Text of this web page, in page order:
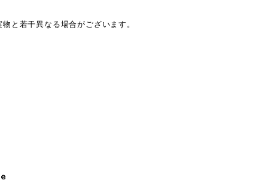
と若干異なる場合がございます。